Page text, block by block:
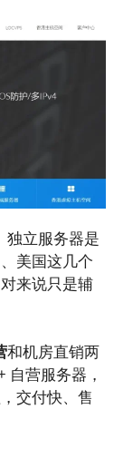
独立服务器是
美国这几个
来说只是辅
和机房直销两
自营服务器，
交付快、售